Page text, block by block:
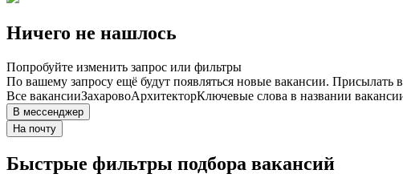
Ничего не нашлось
Попробуйте изменить запрос или фильтры
По вашему запросу ещё будут появляться новые вакансии. Присылать
Все вакансииЗахаровоАрхитекторКлючевые слова в названии
В мессенджер
На почту
Быстрые фильтры подбора вакансий